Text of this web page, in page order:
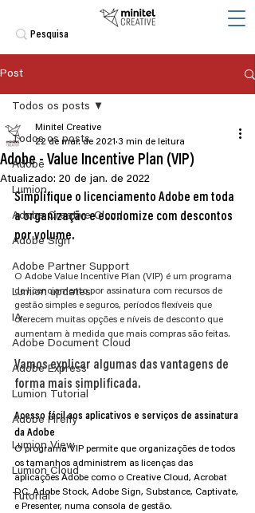
Post
Todos os posts
Adobe
Lumion
Adobe Creative Cloud
Adobe Sign
Adobe Partner Support
Lumion updates
IA
Adobe Document Cloud
Adobe Express
Lumion Tutorial
Adobe Firefly
Lumion View
Lumion Cloud
Tutorial
Todos os posts
Adobe - Value Incentive Plan (VIP)
Minitel Creative
22 de mar. de 2021 3 min de leitura
Atualizado: 20 de jan. de 2022
Simplifique o licenciamento Adobe em toda
a organização e economize com descontos
por volume.
O Adobe Value Incentive Plan (VIP) é um programa
de licenciamento por assinatura com recursos de
gestão simples e seguros, períodos flexíveis que
oferecem muitas opções e níveis de desconto que
aumentam à medida que mais compras são feitas.
Vamos explicar algumas das vantagens de
forma mais simplificada.
Acesso fácil aos aplicativos e serviços de assinatura
da Adobe
O programa VIP permite que organizações de todos
os tamanhos administrem as licenças das
aplicações Adobe como o Creative Cloud, Acrobat
DC, Adobe Stock, Adobe Sign, Substance, Captivate,
e Presenter, numa consola de gestão.